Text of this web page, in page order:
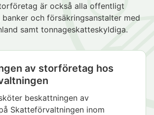
är också alla offentligt
och försäkringsanstalter med
samt tonnageskatteskyldiga.
av storföretag hos
beskattningen av
Skatteförvaltningen inom